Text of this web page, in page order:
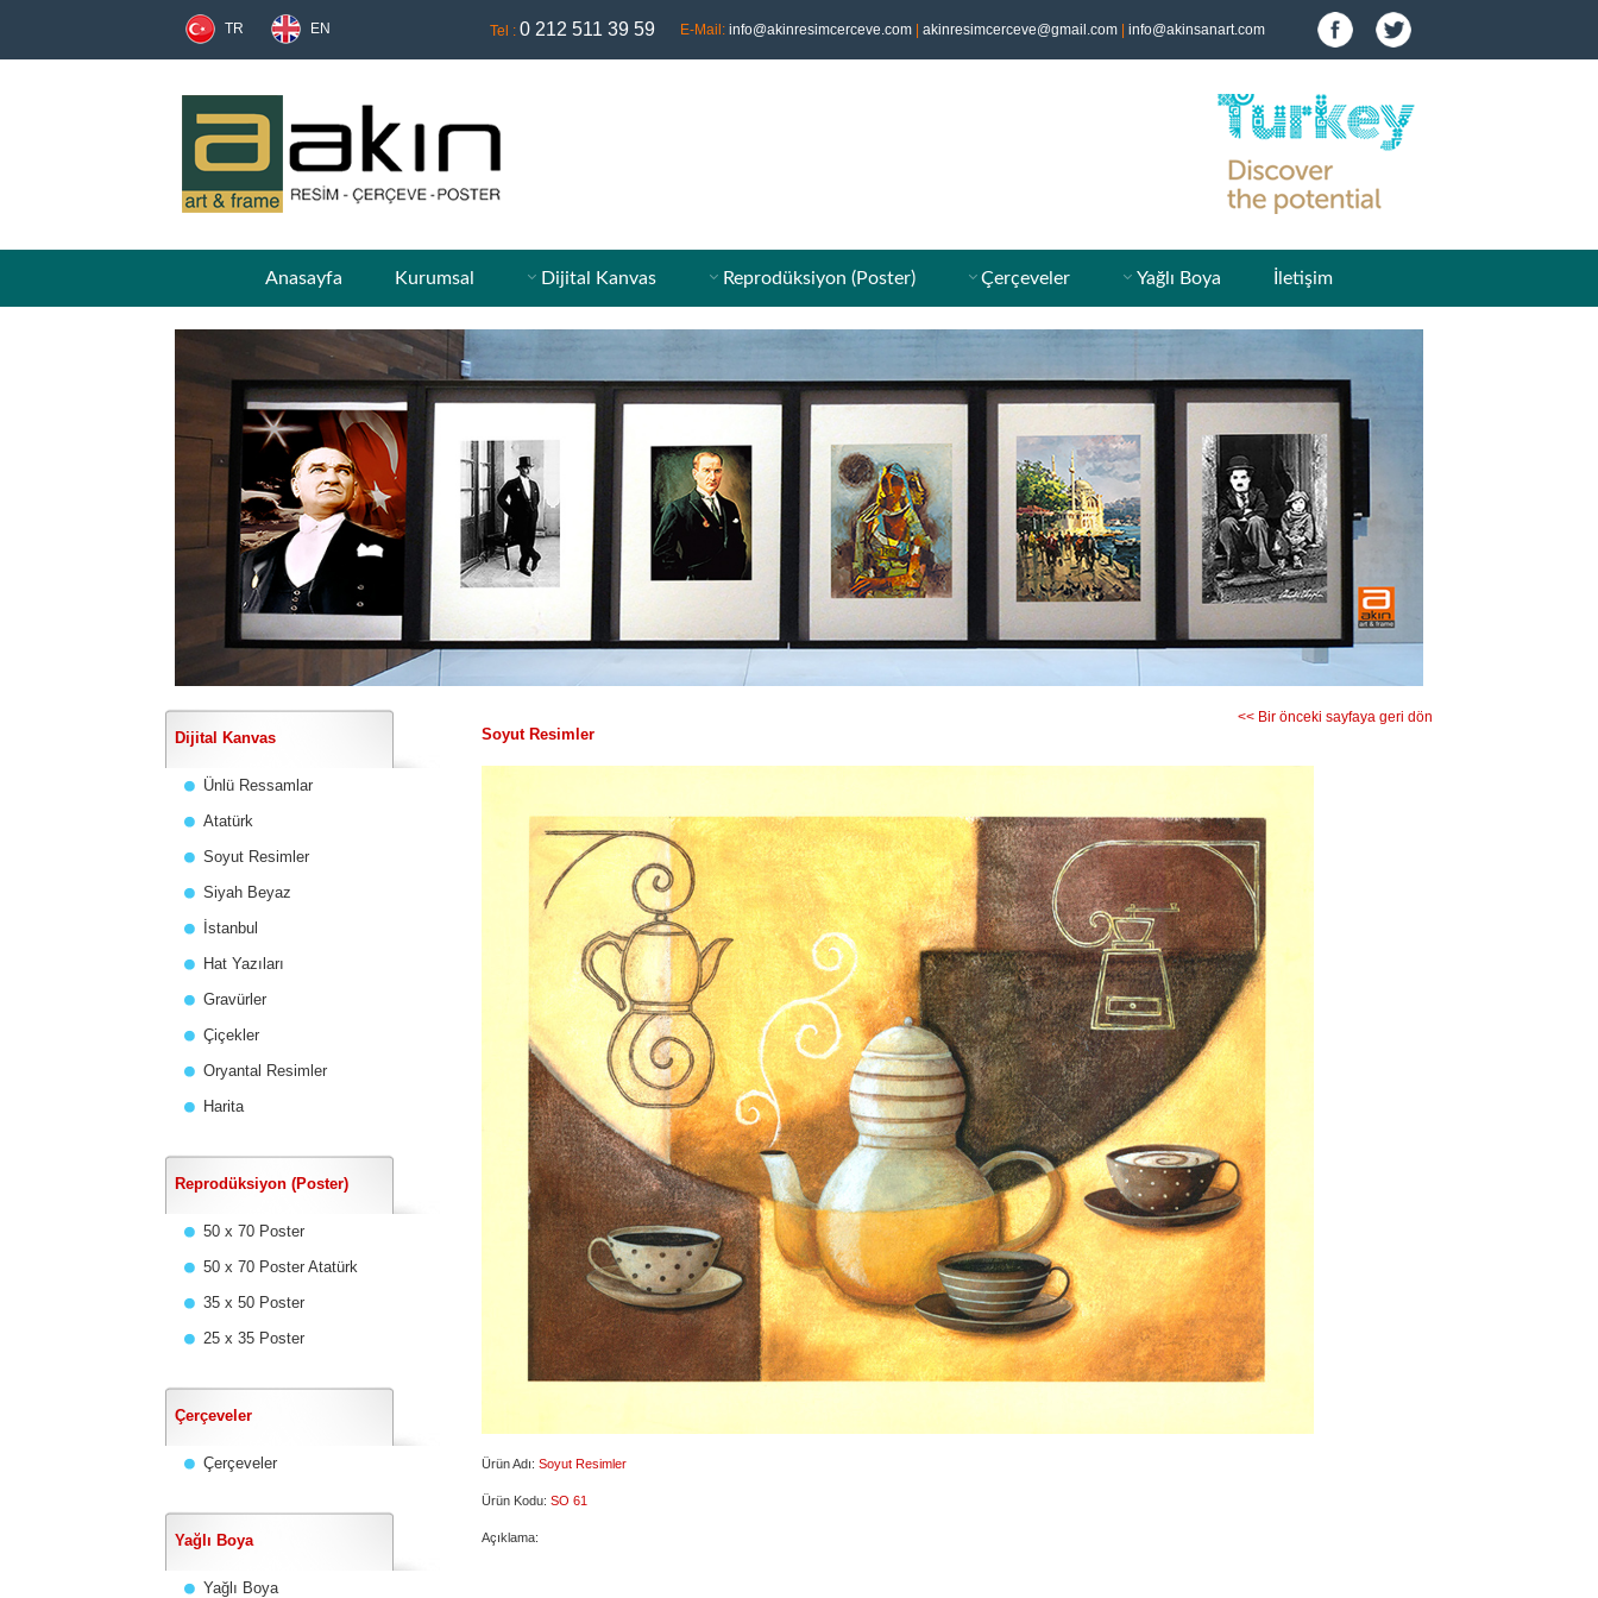
TR EN Tel : 0 212 511 39 59 E-Mail: info@akinresimcerceve.com akinresimcerceve@gmail.com info@akinsanart.com
Anasayfa Kurumsal Dijital Kanvas Reprodüksiyon (Poster) Çerçeveler Yağlı Boya İletişim
Dijital Kanvas
Ünlü Ressamlar
Atatürk
Soyut Resimler
Siyah Beyaz
İstanbul
Hat Yazıları
Gravürler
Çiçekler
Oryantal Resimler
Harita
Reprodüksiyon (Poster)
50 x 70 Poster
50 x 70 Poster Atatürk
35 x 50 Poster
25 x 35 Poster
Çerçeveler
Çerçeveler
Yağlı Boya
Yağlı Boya
<< Bir önceki sayfaya geri dön
Soyut Resimler
Ürün Adı: Soyut Resimler
Ürün Kodu: SO 61
Açıklama: